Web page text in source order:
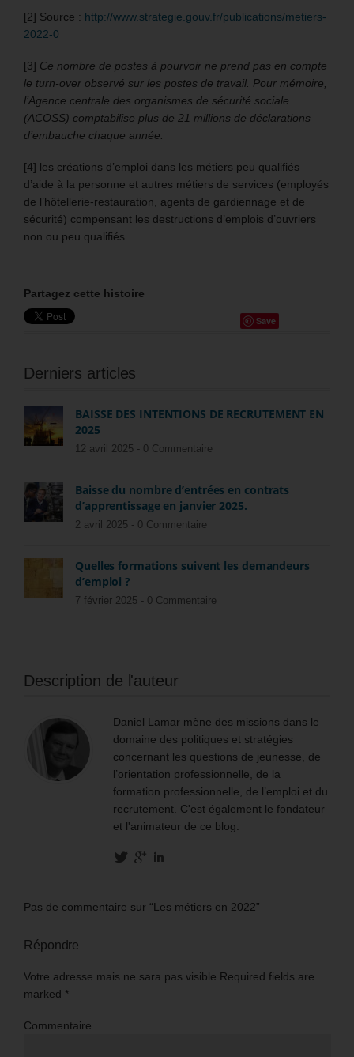
[2] Source : http://www.strategie.gouv.fr/publications/metiers-
2022-0
[3] Ce nombre de postes à pourvoir ne prend pas en compte
le turn-over observé sur les postes de travail. Pour mémoire,
l’Agence centrale des organismes de sécurité sociale
(ACOSS) comptabilise plus de 21 millions de déclarations
d’embauche chaque année.
[4] les créations d’emploi dans les métiers peu qualifiés
d’aide à la personne et autres métiers de services (employés
de l’hôtellerie-restauration, agents de gardiennage et de
sécurité) compensant les destructions d’emplois d’ouvriers
non ou peu qualifiés
Partagez cette histoire
Save
Derniers articles
BAISSE DES INTENTIONS DE RECRUTEMENT EN
2025
12 avril 2025 - 0 Commentaire
Baisse du nombre d’entrées en contrats
d’apprentissage en janvier 2025.
2 avril 2025 - 0 Commentaire
Quelles formations suivent les demandeurs
d’emploi ?
7 février 2025 - 0 Commentaire
Description de l'auteur
Daniel Lamar mène des missions dans le
domaine des politiques et stratégies
concernant les questions de jeunesse, de
l’orientation professionnelle, de la
formation professionnelle, de l’emploi et du
recrutement. C'est également le fondateur
et l'animateur de ce blog.
Pas de commentaire sur “Les métiers en 2022”
Répondre
Votre adresse mais ne sara pas visible Required fields are
marked *
Commentaire